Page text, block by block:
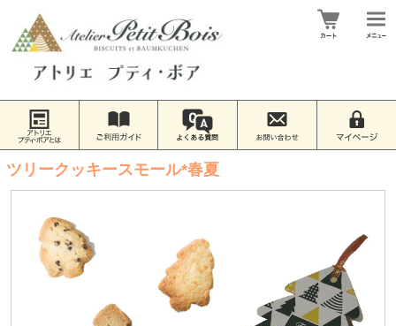
ツリークッキースモール*春夏